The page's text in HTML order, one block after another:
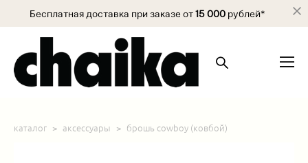
Бесплатная доставка при заказе от15 000рублей*
каталог > аксессуары > брошь cowboy (ковбой)